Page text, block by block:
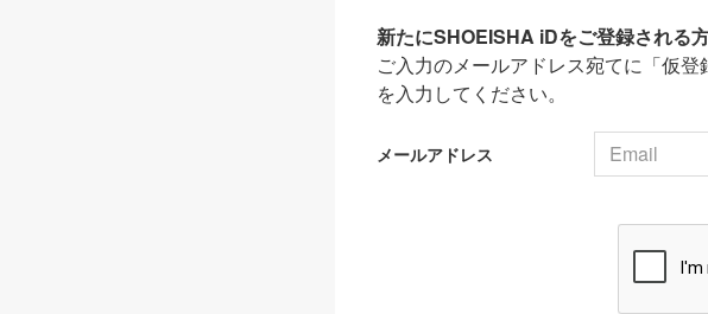
新たにSHOEISHA iDをご登録される
ご入力のメールアドレス宛てに「仮
を入力してください。
メールアドレス